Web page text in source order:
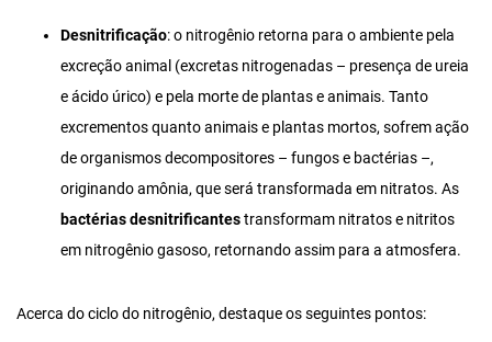
Desnitrificação: o nitrogênio retorna para o ambiente pela
excreção animal (excretas nitrogenadas – presença de ureia
e ácido úrico) e pela morte de plantas e animais. Tanto
excrementos quanto animais e plantas mortos, sofrem ação
de organismos decompositores – fungos e bactérias –,
originando amônia, que será transformada em nitratos. As
bactérias desnitrificantestransformam nitratos e nitritos
em nitrogênio gasoso, retornando assim para a atmosfera.
Acerca do ciclo do nitrogênio, destaque os seguintes pontos: